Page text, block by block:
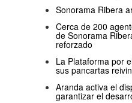
Sonorama Ribera
Cerca de 200
de Sonorama
reforzado
La Plataforma por
sus pancartas
Aranda activa el
garantizar el